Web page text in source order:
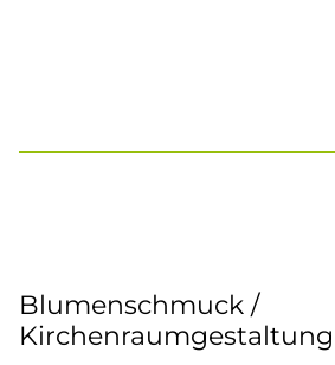
Blumenschmuck /
Kirchenraumgestaltung